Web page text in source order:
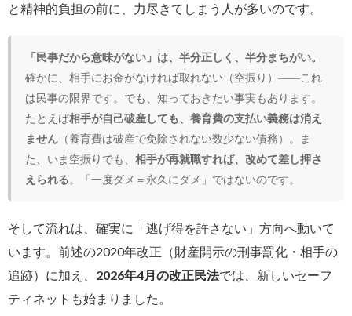
と精神的負担の前に、力尽きてしまう人が多いのです。
「民事だから意味がない」は、半分正しく、半分まちがい。
確かに、相手にお金がなければ取れない（空振り）――これ
は民事の限界です。でも、知っておきたい事実もあります。
たとえば相手が自己破産しても、養育費の支払い義務は消え
ません （養育費は破産で免除されない数少ない債務）。ま
た、いま空振りでも、 相手が再就職すれば、改めて差し押さ
えられる。「一度ダメ＝永久にダメ」ではないのです。
そして流れは、確実に「逃げ得を許さない」方向へ動いて
います。前述の2020年改正（財産開示の刑事罰化・相手の
追跡）に加え、 2026年4月の改正民法では、新しいセーフ
ティネットも始まりました。